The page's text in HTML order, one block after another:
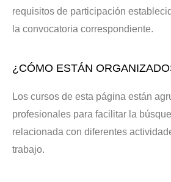
requisitos de participación
la convocatoria correspondiente.
¿CÓMO ESTÁN
Los cursos de esta página están
profesionales para facilitar la
relacionada con diferentes
trabajo.